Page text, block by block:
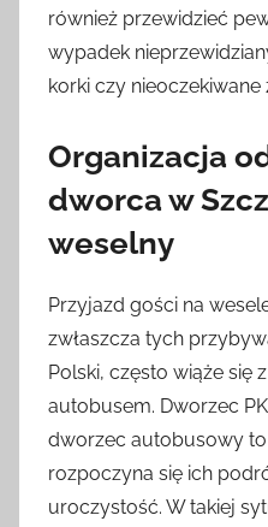
również przewidzieć
wypadek
korki czy nieoczekiwane
Organizacja
dworca w
weselny
Przyjazd gości na
zwłaszcza tych
Polski, często wiąże się
autobusem. Dworzec
dworzec autobusowy
rozpoczyna się ich
uroczystość. W takiej